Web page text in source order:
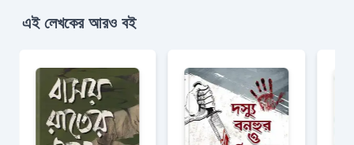
এই লেখকের আরও বই